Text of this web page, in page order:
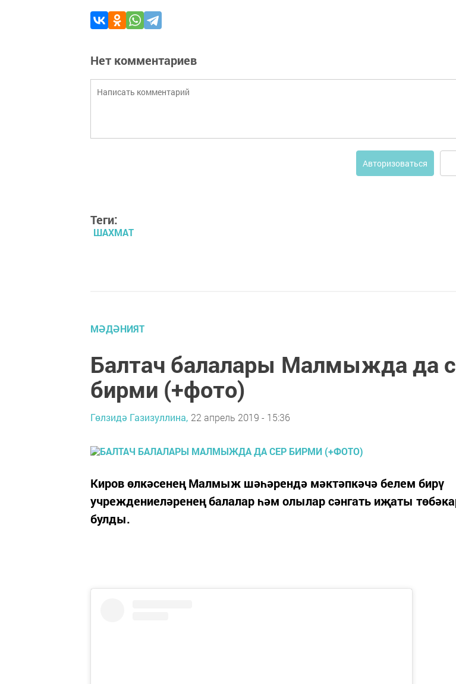
Нет комментариев
Авторизоваться
Теги:
ШАХМАТ
МӘДӘНИЯТ
Балтач балалары Малмыжда да
бирми (+фото)
Гөлзидә Газизуллина, 22 апрель 2019 - 15:36
Киров өлкәсенең Малмыж шәһәрендә мәктәпкәчә белем бирү
учреждениеләренең балалар һәм олылар сәнгать иҗаты
булды.